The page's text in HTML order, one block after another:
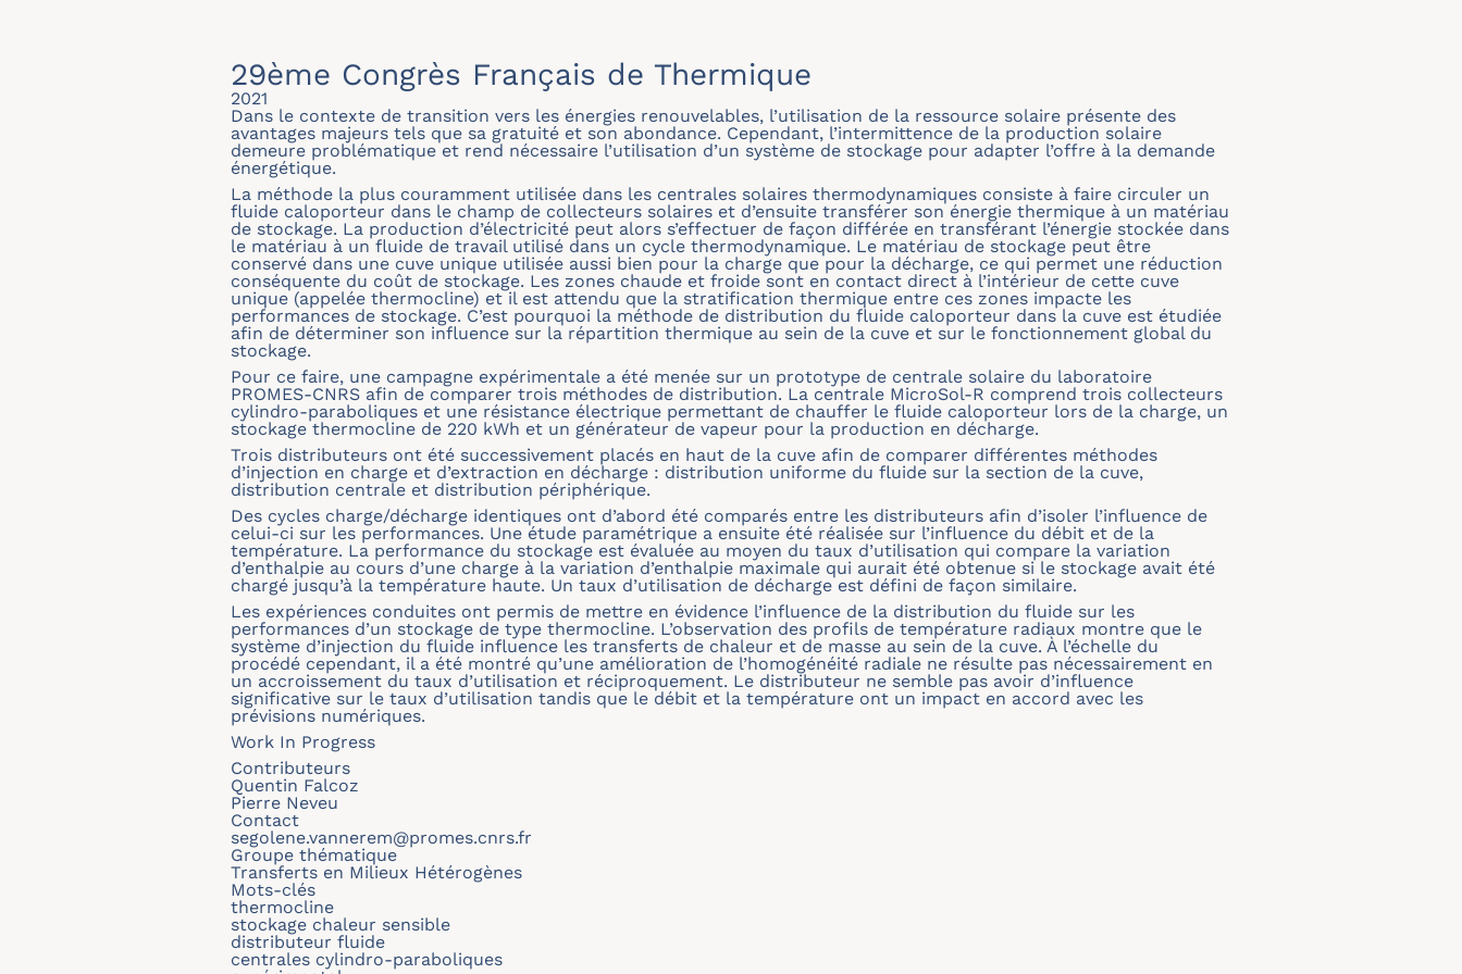
29ème Congrès Français de Thermique
2021
Dans le contexte de transition vers les énergies renouvelables, l’utilisation de la ressource solaire présente des
avantages majeurs tels que sa gratuité et son abondance. Cependant, l’intermittence de la production solaire
demeure problématique et rend nécessaire l’utilisation d’un système de stockage pour adapter l’offre à la demande
énergétique.
La méthode la plus couramment utilisée dans les centrales solaires thermodynamiques consiste à faire circuler un
fluide caloporteur dans le champ de collecteurs solaires et d’ensuite transférer son énergie thermique à un matériau
de stockage. La production d’électricité peut alors s’effectuer de façon différée en transférant l’énergie stockée dans
le matériau à un fluide de travail utilisé dans un cycle thermodynamique. Le matériau de stockage peut être
conservé dans une cuve unique utilisée aussi bien pour la charge que pour la décharge, ce qui permet une réduction
conséquente du coût de stockage. Les zones chaude et froide sont en contact direct à l’intérieur de cette cuve
unique (appelée thermocline) et il est attendu que la stratification thermique entre ces zones impacte les
performances de stockage. C’est pourquoi la méthode de distribution du fluide caloporteur dans la cuve est étudiée
afin de déterminer son influence sur la répartition thermique au sein de la cuve et sur le fonctionnement global du
stockage.
Pour ce faire, une campagne expérimentale a été menée sur un prototype de centrale solaire du laboratoire
PROMES-CNRS afin de comparer trois méthodes de distribution. La centrale MicroSol-R comprend trois collecteurs
cylindro-paraboliques et une résistance électrique permettant de chauffer le fluide caloporteur lors de la charge, un
stockage thermocline de 220 kWh et un générateur de vapeur pour la production en décharge.
Trois distributeurs ont été successivement placés en haut de la cuve afin de comparer différentes méthodes
d’injection en charge et d’extraction en décharge : distribution uniforme du fluide sur la section de la cuve,
distribution centrale et distribution périphérique.
Des cycles charge/décharge identiques ont d’abord été comparés entre les distributeurs afin d’isoler l’influence de
celui-ci sur les performances. Une étude paramétrique a ensuite été réalisée sur l’influence du débit et de la
température. La performance du stockage est évaluée au moyen du taux d’utilisation qui compare la variation
d’enthalpie au cours d’une charge à la variation d’enthalpie maximale qui aurait été obtenue si le stockage avait été
chargé jusqu’à la température haute. Un taux d’utilisation de décharge est défini de façon similaire.
Les expériences conduites ont permis de mettre en évidence l’influence de la distribution du fluide sur les
performances d’un stockage de type thermocline. L’observation des profils de température radiaux montre que le
système d’injection du fluide influence les transferts de chaleur et de masse au sein de la cuve. À l’échelle du
procédé cependant, il a été montré qu’une amélioration de l’homogénéité radiale ne résulte pas nécessairement en
un accroissement du taux d’utilisation et réciproquement. Le distributeur ne semble pas avoir d’influence
significative sur le taux d’utilisation tandis que le débit et la température ont un impact en accord avec les
prévisions numériques.
Work In Progress
Contributeurs
Quentin Falcoz
Pierre Neveu
Contact
segolene.vannerem@promes.cnrs.fr
Groupe thématique
Transferts en Milieux Hétérogènes
Mots-clés
thermocline
stockage chaleur sensible
distributeur fluide
centrales cylindro-paraboliques